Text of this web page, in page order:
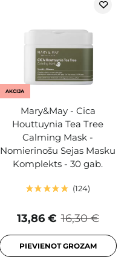
AKCIJA
Mary&May - Cica
Houttuynia Tea Tree
Calming Mask -
Nomierinošu Sejas Masku
Komplekts - 30 gab.
124
16,30 €
13,86 €
PIEVIENOT GROZAM